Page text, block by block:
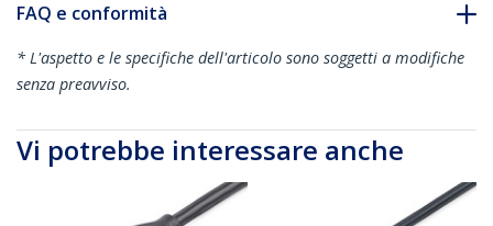
FAQ e conformità
* L'aspetto e le specifiche dell'articolo sono soggetti a modifiche
senza preavviso.
Vi potrebbe interessare anche